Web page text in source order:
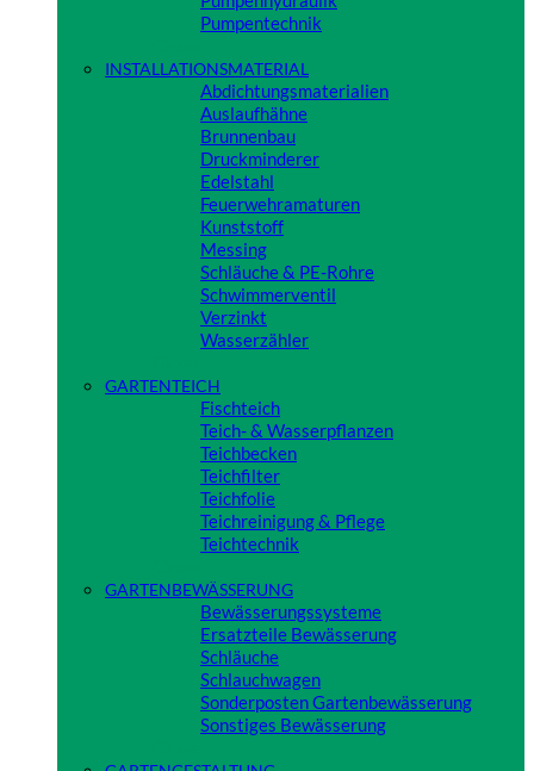
Pumpentechnik
INSTALLATIONSMATERIAL
Abdichtungsmaterialien
Auslaufhähne
Brunnenbau
Druckminderer
Edelstahl
Feuerwehramaturen
Kunststoff
Messing
Schläuche & PE-Rohre
Schwimmerventil
Verzinkt
Wasserzähler
GARTENTEICH
Fischteich
Teich- & Wasserpflanzen
Teichbecken
Teichfilter
Teichfolie
Teichreinigung & Pflege
Teichtechnik
GARTENBEWÄSSERUNG
Bewässerungssysteme
Ersatzteile Bewässerung
Schläuche
Schlauchwagen
Sonderposten Gartenbewässerung
Sonstiges Bewässerung